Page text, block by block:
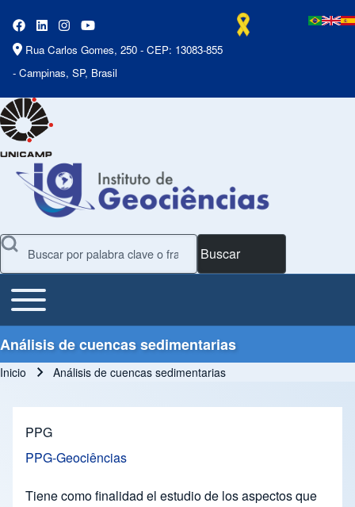
Rua Carlos Gomes, 250 - CEP: 13083-855
- Campinas, SP, Brasil
Buscar
Main Menu
Toggle main menu
Análisis de cuencas sedimentarias
Inicio Análisis de cuencas sedimentarias
PPG
PPG-Geociências
Tiene como finalidad el estudio de los aspectos que